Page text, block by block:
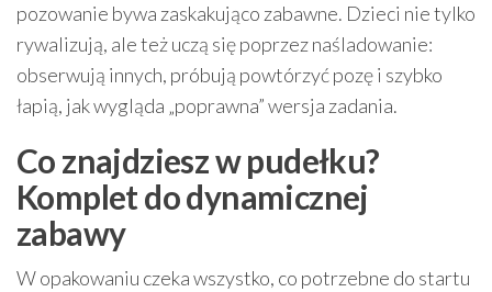
pozowanie bywa zaskakująco zabawne. Dzieci nie tylko
rywalizują, ale też uczą się poprzez naśladowanie:
obserwują innych, próbują powtórzyć pozę i szybko
łapią, jak wygląda „poprawna” wersja zadania.
Co znajdziesz w pudełku?
Komplet do dynamicznej
zabawy
W opakowaniu czeka wszystko, co potrzebne do startu